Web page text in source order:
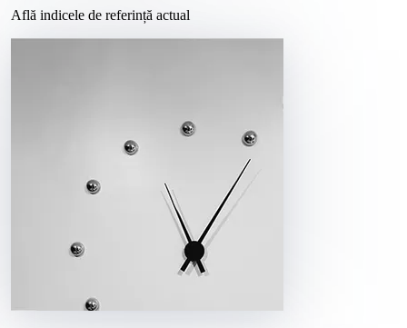
Află indicele de referință actual